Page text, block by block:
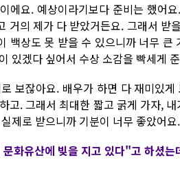
에요. 예상이라기보다 준비는 했어
거의 제가 다 받았거든요. 그래서 받
백상도 못 받을 수 있으니까 너무
있겠다 싶어서 수상 소감을 빡세게
보잖아요. 배우가 하면 다 재미있
고. 그래서 최대한 짧고 굵게 가자,
제로 받으니까 기분이 너무 좋았어요.
화유산에 빚을 지고 있다"고 하셨